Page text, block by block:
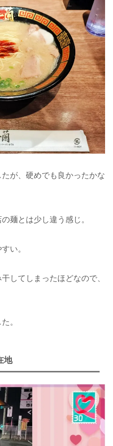
が、硬めでも良かったかな
麺とは少し違う感じ。
い。
してしまったほどなので、
。
地